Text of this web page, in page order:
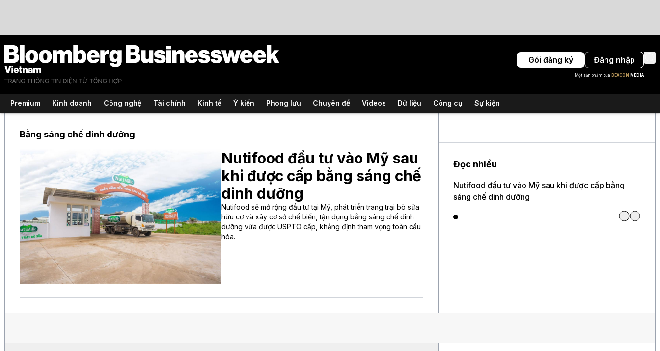
Gói đăng ký Đăng nhập
Một sản phẩm của BEACON MEDIA
Premium Kinh doanh Công nghệ Tài chính Kinh tế Ý kiến Phong lưu Chuyên đề Videos Dữ liệu Công cụ Sự kiện
Bằng sáng chế dinh dưỡng
Nutifood đầu tư vào Mỹ sau
khi được cấp bằng sáng chế
dinh dưỡng
Nutifood sẽ mở rộng đầu tư tại Mỹ, phát triển trang trại bò sữa
hữu cơ và xây cơ sở chế biến, tận dụng bằng sáng chế dinh
dưỡng vừa được USPTO cấp, khẳng định tham vọng toàn cầu
hóa.
Đọc nhiều
Nutifood đầu tư vào Mỹ sau khi được cấp bằng
sáng chế dinh dưỡng